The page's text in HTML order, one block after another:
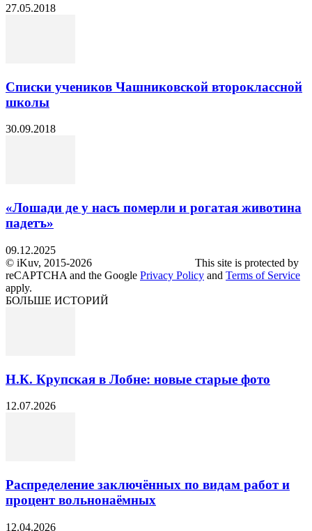
27.05.2018
Списки учеников Чашниковской второклассной
школы
30.09.2018
«Лошади де у насъ померли и рогатая животина
падетъ»
09.12.2025
© iKuv, 2015-2026 This site is protected by
reCAPTCHA and the Google Privacy Policy and Terms of Service
apply.
БОЛЬШЕ ИСТОРИЙ
Н.К. Крупская в Лобне: новые старые фото
12.07.2026
Распределение заключённых по видам работ и
процент вольнонаёмных
12.04.2026